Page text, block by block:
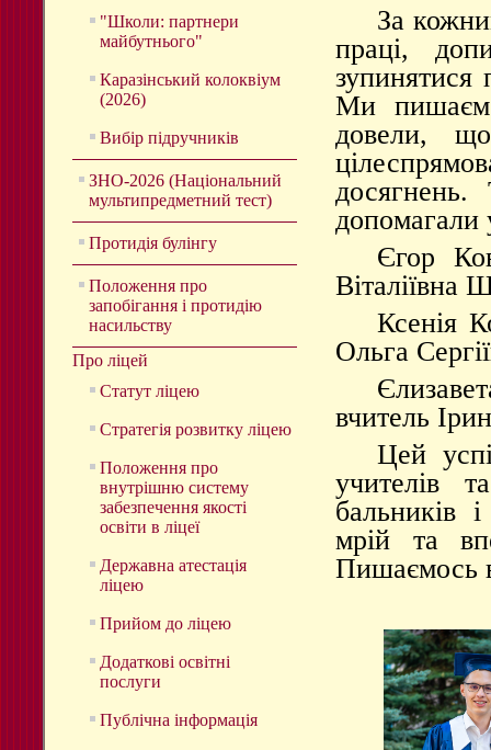
"Школи: партнери
майбутнього"
Каразінський колоквіум
(2026)
Вибір підручників
ЗНО-2026 (Національний
мультипредметний тест)
Протидія булінгу
Положення про
запобігання і протидію
насильству
Про ліцей
Статут ліцею
Стратегія розвитку ліцею
Положення про
внутрішню систему
забезпечення якості
освіти в ліцеї
Державна атестація
ліцею
Прийом до ліцею
Додаткові освітні
послуги
Публічна інформація
За
праці,
зупинятися
Ми
довели,
Єгор
Віталіївна
Ксенія
Ольга
вчитель
Цей
учителів
бальників
мрій та
Пишаємось